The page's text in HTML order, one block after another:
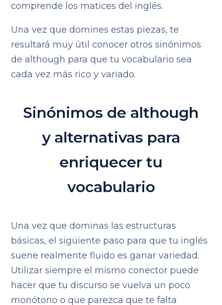
comprende los matices del inglés.
Una vez que domines estas piezas, te
resultará muy útil conocer otros sinónimos
de although para que tu vocabulario sea
cada vez más rico y variado.
Sinónimos de although
y alternativas para
enriquecer tu
vocabulario
Una vez que dominas las estructuras
básicas, el siguiente paso para que tu inglés
suene realmente fluido es ganar variedad.
Utilizar siempre el mismo conector puede
hacer que tu discurso se vuelva un poco
monótono o que parezca que te falta